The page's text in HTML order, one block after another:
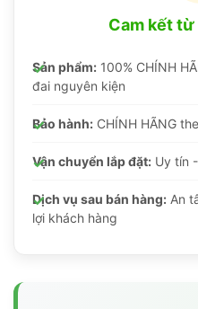
Cam kết từ
Sản phẩm: 100% CHÍNH
đai nguyên kiện
Bảo hành: CHÍNH HÃNG
Vận chuyển lắp đặt: Uy tín
Dịch vụ sau bán hàng: An
lợi khách hàng